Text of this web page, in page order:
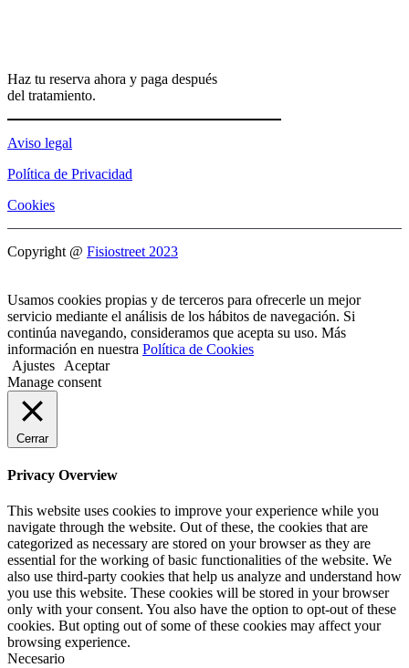
Haz tu reserva ahora y paga después
del tratamiento.
Aviso legal
Política de Privacidad
Cookies
Copyright @ Fisiostreet 2023
Usamos cookies propias y de terceros para ofrecerle un mejor
servicio mediante el análisis de los hábitos de navegación. Si
continúa navegando, consideramos que acepta su uso. Más
información en nuestra Política de Cookies
Ajustes
Aceptar
Manage consent
Cerrar
Privacy Overview
This website uses cookies to improve your experience while you
navigate through the website. Out of these, the cookies that are
categorized as necessary are stored on your browser as they are
essential for the working of basic functionalities of the website. We
also use third-party cookies that help us analyze and understand how
you use this website. These cookies will be stored in your browser
only with your consent. You also have the option to opt-out of these
cookies. But opting out of some of these cookies may affect your
browsing experience.
Necesario